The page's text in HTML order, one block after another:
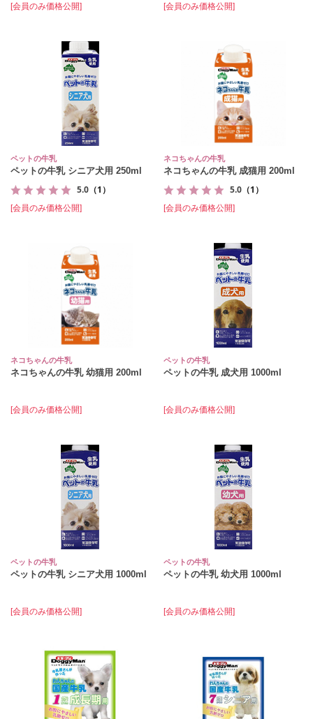
[会員のみ価格公開] [会員のみ価格公開]
ペットの牛乳
ペットの牛乳 シニア犬用 250ml
5.0 （1）
[会員のみ価格公開]
ネコちゃんの牛乳
ネコちゃんの牛乳 成猫用 200ml
5.0 （1）
[会員のみ価格公開]
ネコちゃんの牛乳
ネコちゃんの牛乳 幼猫用 200ml
[会員のみ価格公開]
ペットの牛乳
ペットの牛乳 成犬用 1000ml
[会員のみ価格公開]
ペットの牛乳
ペットの牛乳 シニア犬用 1000ml
[会員のみ価格公開]
ペットの牛乳
ペットの牛乳 幼犬用 1000ml
[会員のみ価格公開]